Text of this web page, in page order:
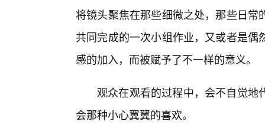
将镜头聚焦在那些细微之处，那些日
共同完成的一次小组作业，又或者是
感的加入，而被赋予了不一样的意义。
观众在观看的过程中，会不自觉
会那种小心翼翼的喜欢。